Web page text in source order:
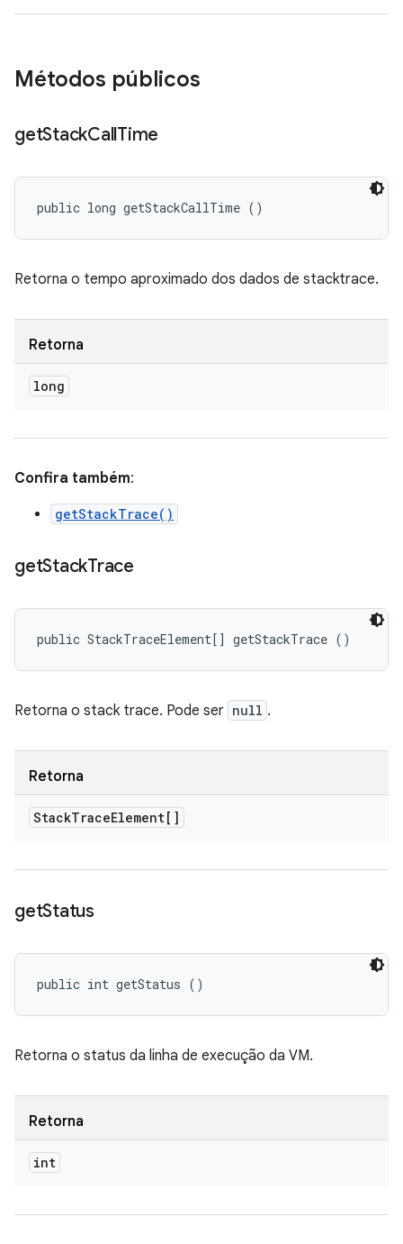
Métodos públicos
getStackCallTime
public long getStackCallTime ()
Retorna o tempo aproximado dos dados de stacktrace.
Retorna
long
Confira também:
getStackTrace()
getStackTrace
public StackTraceElement[] getStackTrace ()
Retorna o stack trace. Pode ser null .
Retorna
StackTraceElement[]
getStatus
public int getStatus ()
Retorna o status da linha de execução da VM.
Retorna
int